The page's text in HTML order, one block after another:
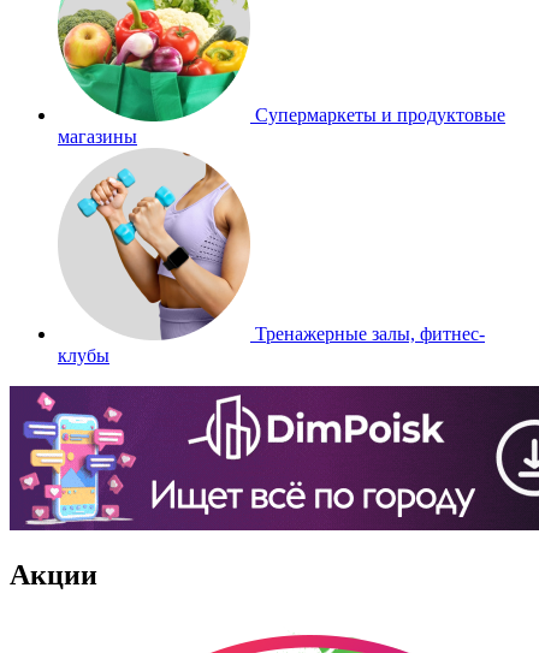
Супермаркеты и продуктовые
магазины
Тренажерные залы, фитнес-
клубы
Акции